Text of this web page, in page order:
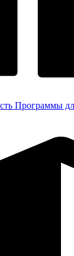
Программы